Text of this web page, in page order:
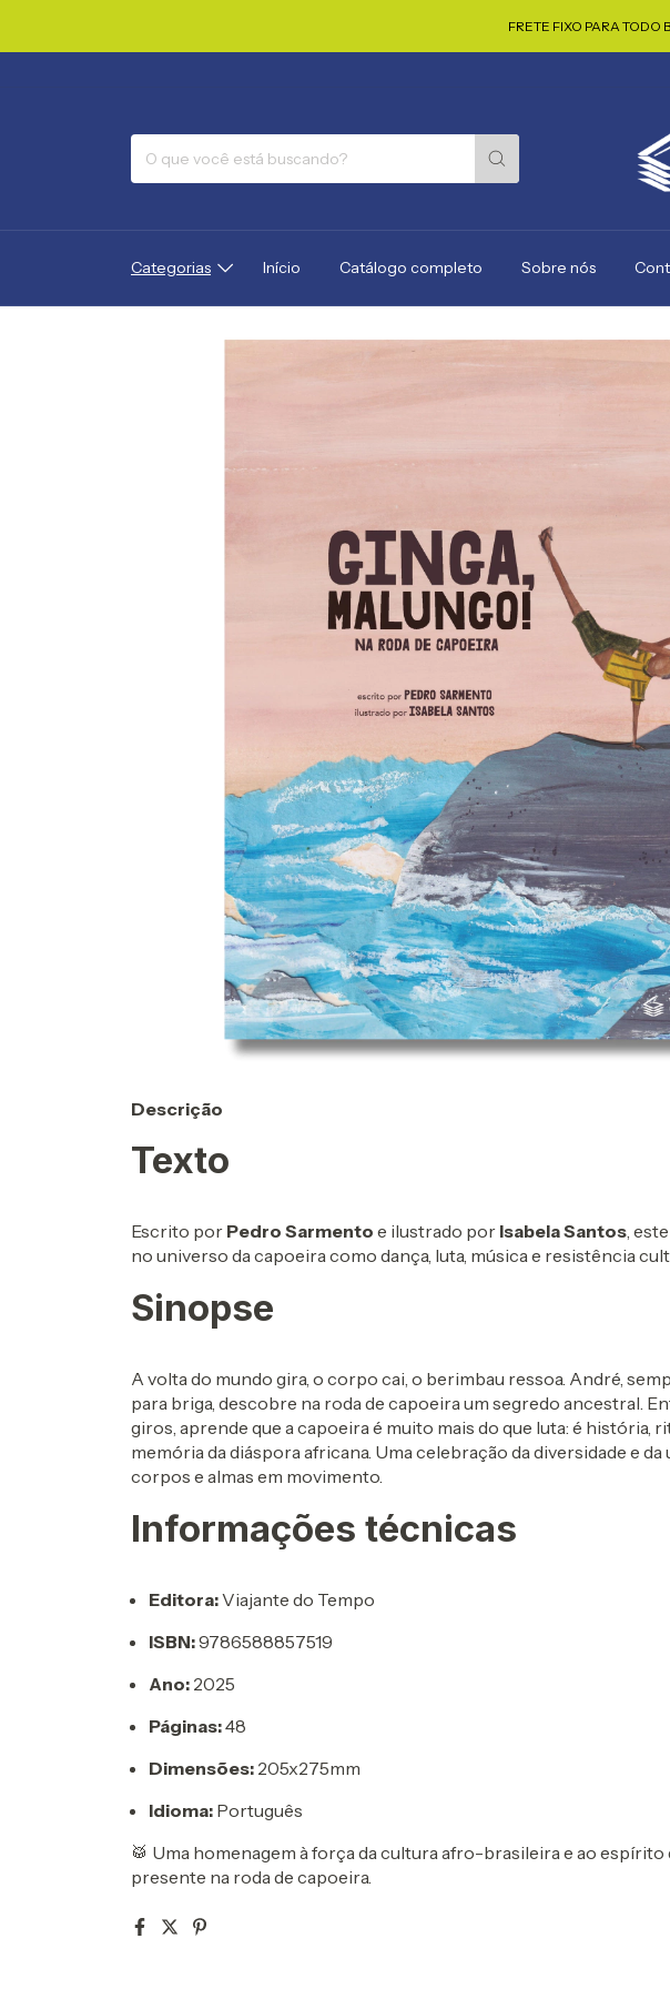
FRETE FIXO PARA TODO BRASIL!
Categorias Início Catálogo completo Sobre nós
Descrição
Texto
Escrito por Pedro Sarmento e ilustrado por Isabela Santos ,
no universo da capoeira como dança, luta, música e resistência
Sinopse
A volta do mundo gira, o corpo cai, o berimbau ressoa. André,
para briga, descobre na roda de capoeira um segredo ancestral.
giros, aprende que a capoeira é muito mais do que luta: é história,
memória da diáspora africana. Uma celebração da diversidade e
corpos e almas em movimento.
Informações técnicas
Editora:Viajante do Tempo
ISBN:9786588857519
Ano: 2025
Páginas:48
Dimensões: 205x275mm
Idioma: Português
🥁 Uma homenagem à força da cultura afro-brasileira e ao espírito
presente na roda de capoeira.